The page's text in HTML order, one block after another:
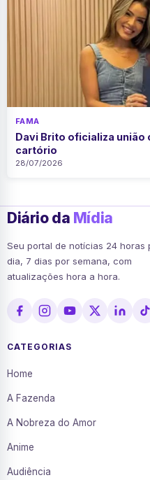
FAMA
Davi Brito oficializa união
cartório
28/07/2026
Diário da Mídia
Seu portal de notícias 24 horas
dia, 7 dias por semana, com
atualizações hora a hora.
CATEGORIAS
Home
A Fazenda
A Nobreza do Amor
Anime
Audiência